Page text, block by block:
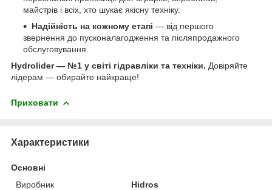
майстрів і всіх, хто шукає якісну техніку.
Надійність на кожному етапі — від першого
звернення до пусконалагодження та післяпродажного
обслуговування.
Hydrolider — №1 у світі гідравліки та техніки. Довіряйте
лідерам — обирайте найкраще!
Приховати
Характеристики
Основні
Виробник
Hidros